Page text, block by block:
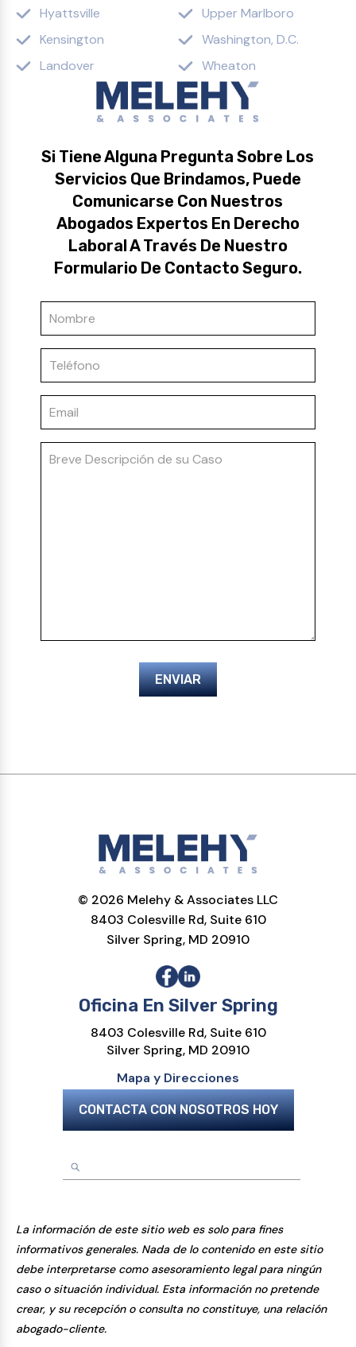
Hyattsville
Kensington
Landover
Upper Marlboro
Washington, D.C.
Wheaton
Si Tiene Alguna Pregunta Sobre Los
Servicios Que Brindamos, Puede
Comunicarse Con Nuestros
Abogados Expertos En Derecho
Laboral A Través De Nuestro
Formulario De Contacto Seguro.
ENVIAR
© 2026 Melehy & Associates LLC
8403 Colesville Rd, Suite 610
Silver Spring, MD 20910
Oficina En Silver Spring
8403 Colesville Rd, Suite 610
Silver Spring, MD 20910
Mapa y Direcciones
CONTACTA CON NOSOTROS HOY
La información de este sitio web es solo para fines
informativos generales. Nada de lo contenido en este sitio
debe interpretarse como asesoramiento legal para ningún
caso o situación individual. Esta información no pretende
crear, y su recepción o consulta no constituye, una relación
abogado-cliente.